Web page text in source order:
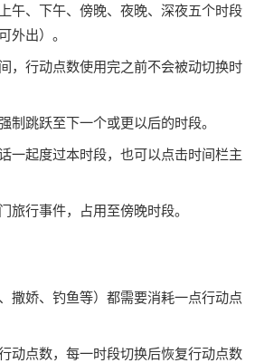
午、下午、傍晚、夜晚、深夜五个时段
外出）。
，行动点数使用完之前不会被动切换时
制跳跃至下一个或更以后的时段。
一起度过本时段，也可以点击时间栏主
旅行事件，占用至傍晚时段。
撒娇、钓鱼等）都需要消耗一点行动点
动点数，每一时段切换后恢复行动点数